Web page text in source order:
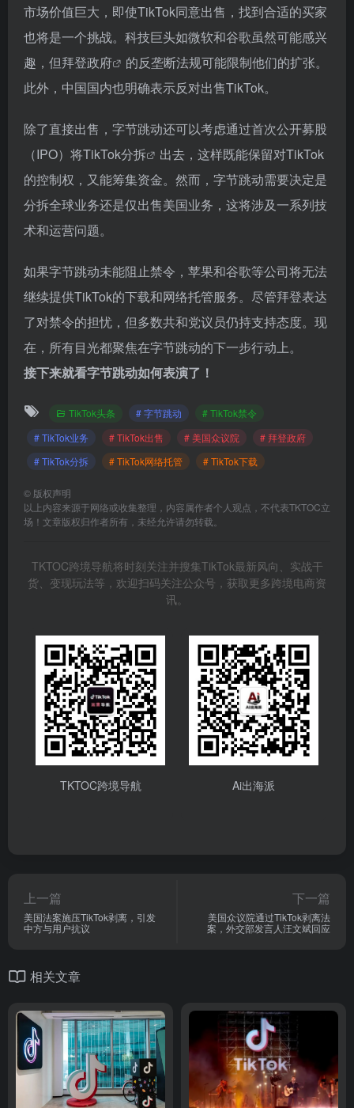
市场价值巨大，即使TikTok同意出售，找到合适的买家
也将是一个挑战。科技巨头如微软和谷歌虽然可能感兴
趣，但拜登政府
的反垄断法规可能限制他们的扩张。
此外，中国国内也明确表示反对出售TikTok。
除了直接出售，字节跳动还可以考虑通过首次公开募股
（IPO）将TikTok分拆
出去，这样既能保留对TikTok
的控制权，又能筹集资金。然而，字节跳动需要决定是
分拆全球业务还是仅出售美国业务，这将涉及一系列技
术和运营问题。
如果字节跳动未能阻止禁令，苹果和谷歌等公司将无法
继续提供TikTok的下载和网络托管服务。尽管拜登表达
了对禁令的担忧，但多数共和党议员仍持支持态度。现
在，所有目光都聚焦在字节跳动的下一步行动上。
接下来就看字节跳动如何表演了！
TikTok头条 # 字节跳动
# TikTok禁令
# TikTok业务
# TikTok出售 # 美国众议院
# 拜登政府
# TikTok分拆
# TikTok网络托管 # TikTok下载
© 版权声明
以上内容来源于网络或收集整理，内容属作者个人观点，不代表TKTOC立
场！文章版权归作者所有，未经允许请勿转载。
TKTOC跨境导航将时刻关注并搜集TikTok最新风向、实战干
货、变现玩法等，欢迎扫码关注公众号，获取更多跨境电商资
讯。
TKTOC跨境导航 Ai出海派
上一篇
美国法案施压TikTok剥离，引发
中方与用户抗议
下一篇
美国众议院通过TikTok剥离法
案，外交部发言人汪文斌回应
相关文章